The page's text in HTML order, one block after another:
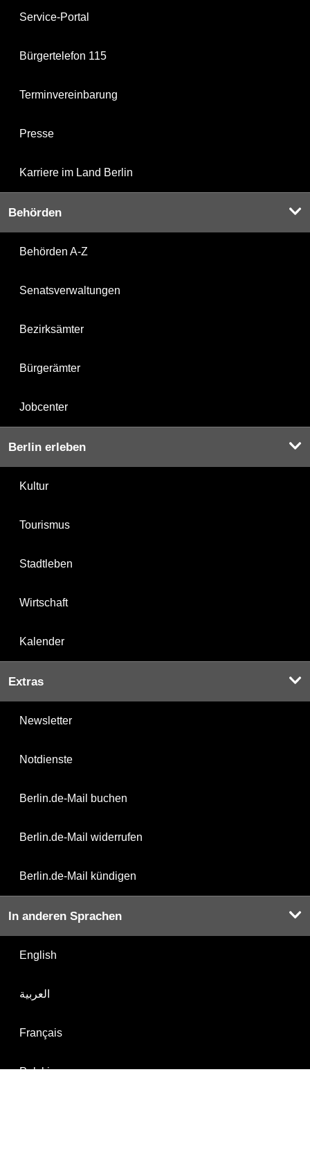
Service-Portal
Bürgertelefon 115
Terminvereinbarung
Presse
Karriere im Land Berlin
Behörden
Behörden A-Z
Senatsverwaltungen
Bezirksämter
Bürgerämter
Jobcenter
Berlin erleben
Kultur
Tourismus
Stadtleben
Wirtschaft
Kalender
Extras
Newsletter
Notdienste
Berlin.de-Mail buchen
Berlin.de-Mail widerrufen
Berlin.de-Mail kündigen
In anderen Sprachen
English
العربية
Français
Polski